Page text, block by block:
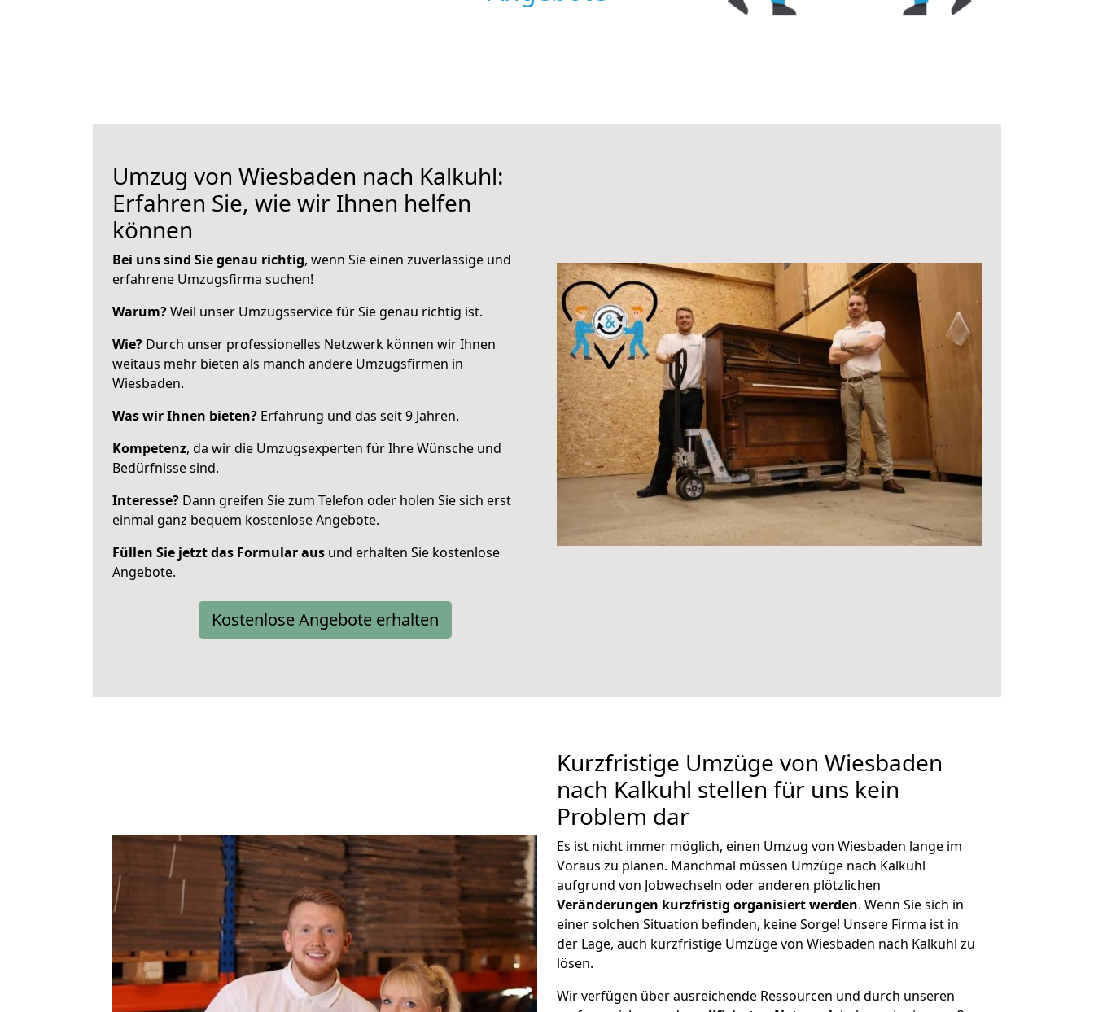
Umzug von Wiesbaden nach Kalkuhl:
Erfahren Sie, wie wir Ihnen helfen
können
Bei uns sind Sie genau richtig, wenn Sie einen zuverlässige und
erfahrene Umzugsfirma suchen!
Warum?Weil unser Umzugsservice für Sie genau richtig ist.
Wie? Durch unser professionelles Netzwerk können wir Ihnen
weitaus mehr bieten als manch andere Umzugsfirmen in
Wiesbaden.
Was wir Ihnen bieten? Erfahrung und das seit 9 Jahren.
Kompetenz, da wir die Umzugsexperten für Ihre Wünsche und
Bedürfnisse sind.
Interesse? Dann greifen Sie zum Telefon oder holen Sie sich erst
einmal ganz bequem kostenlose Angebote.
Füllen Sie jetzt das Formular aus und erhalten Sie kostenlose
Angebote.
Kostenlose Angebote erhalten
Kurzfristige Umzüge von Wiesbaden
nach Kalkuhl stellen für uns kein
Problem dar
Es ist nicht immer möglich, einen Umzug von Wiesbaden lange im
Voraus zu planen. Manchmal müssen Umzüge nach Kalkuhl
aufgrund von Jobwechseln oder anderen plötzlichen
Veränderungen kurzfristig organisiert werden. Wenn Sie sich in
einer solchen Situation befinden, keine Sorge! Unsere Firma ist in
der Lage, auch kurzfristige Umzüge von Wiesbaden nach Kalkuhl zu
lösen.
Wir verfügen über ausreichende Ressourcen und durch unseren